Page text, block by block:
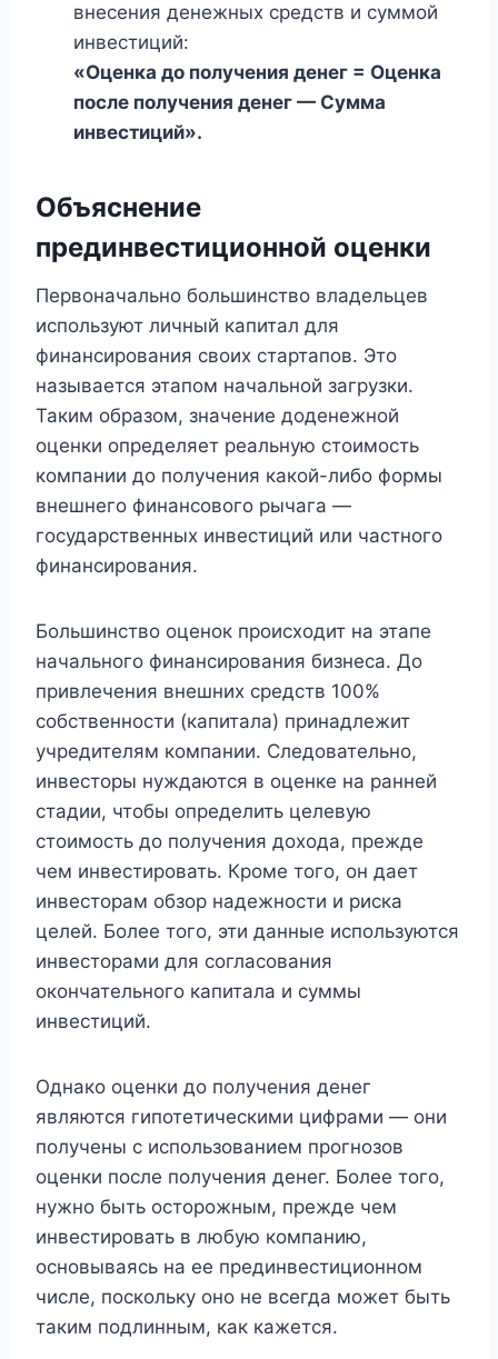
внесения денежных средств и суммой
инвестиций:
«Оценка до получения денег = Оценка
после получения денег — Сумма
инвестиций».
Объяснение
прединвестиционной оценки
Первоначально большинство владельцев
используют личный капитал для
финансирования своих стартапов. Это
называется этапом начальной загрузки.
Таким образом, значение доденежной
оценки определяет реальную стоимость
компании до получения какой-либо формы
внешнего финансового рычага —
государственных инвестиций или частного
финансирования.
Большинство оценок происходит на этапе
начального финансирования бизнеса. До
привлечения внешних средств 100%
собственности (капитала) принадлежит
учредителям компании. Следовательно,
инвесторы нуждаются в оценке на ранней
стадии, чтобы определить целевую
стоимость до получения дохода, прежде
чем инвестировать. Кроме того, он дает
инвесторам обзор надежности и риска
целей. Более того, эти данные используются
инвесторами для согласования
окончательного капитала и суммы
инвестиций.
Однако оценки до получения денег
являются гипотетическими цифрами — они
получены с использованием прогнозов
оценки после получения денег. Более того,
нужно быть осторожным, прежде чем
инвестировать в любую компанию,
основываясь на ее прединвестиционном
числе, поскольку оно не всегда может быть
таким подлинным, как кажется.